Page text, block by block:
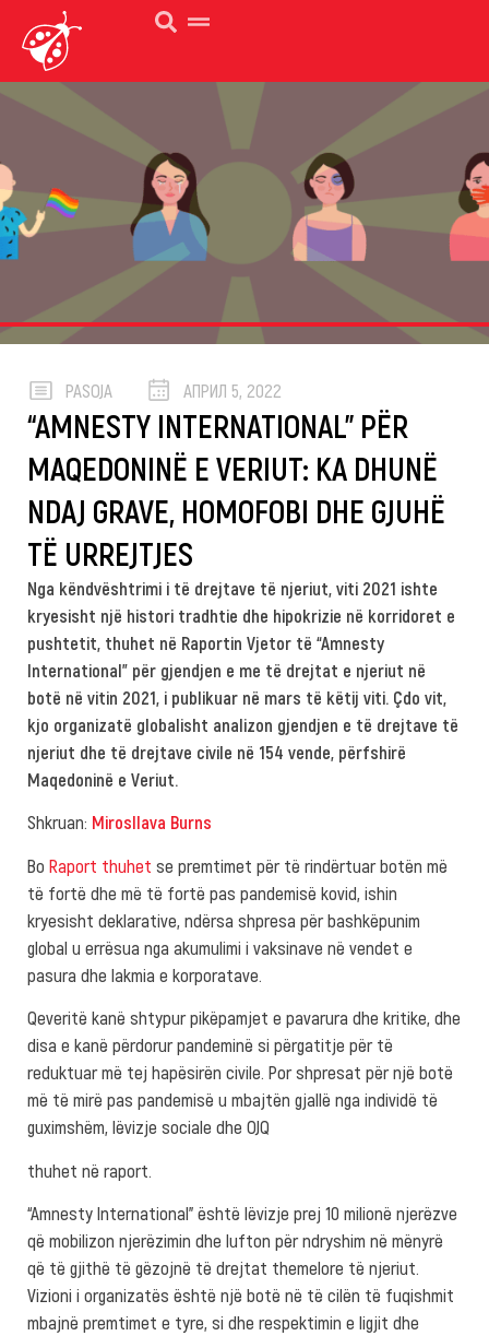
PASOJA АПРИЛ 5, 2022
“AMNESTY INTERNATIONAL” PËR
MAQEDONINË E VERIUT: KA DHUNË
NDAJ GRAVE, HOMOFOBI DHE GJUHË
TË URREJTJES
Nga këndvështrimi i të drejtave të njeriut, viti 2021 ishte
kryesisht një histori tradhtie dhe hipokrizie në korridoret e
pushtetit, thuhet në Raportin Vjetor të “Amnesty
International” për gjendjen e me të drejtat e njeriut në
botë në vitin 2021, i publikuar në mars të këtij viti. Çdo vit,
kjo organizatë globalisht analizon gjendjen e të drejtave të
njeriut dhe të drejtave civile në 154 vende, përfshirë
Maqedoninë e Veriut.
Shkruan: Мirosllava Burns
Во Raport thuhet se premtimet për të rindërtuar botën më
të fortë dhe më të fortë pas pandemisë kovid, ishin
kryesisht deklarative, ndërsa shpresa për bashkëpunim
global u errësua nga akumulimi i vaksinave në vendet e
pasura dhe lakmia e korporatave.
Qeveritë kanë shtypur pikëpamjet e pavarura dhe kritike, dhe
disa e kanë përdorur pandeminë si përgatitje për të
reduktuar më tej hapësirën civile. Por shpresat për një botë
më të mirë pas pandemisë u mbajtën gjallë nga individë të
guximshëm, lëvizje sociale dhe OJQ
thuhet në raport.
“Amnesty International” është lëvizje prej 10 milionë njerëzve
që mobilizon njerëzimin dhe lufton për ndryshim në mënyrë
që të gjithë të gëzojnë të drejtat themelore të njeriut.
Vizioni i organizatës është një botë në të cilën të fuqishmit
mbajnë premtimet e tyre, si dhe respektimin e ligjit dhe